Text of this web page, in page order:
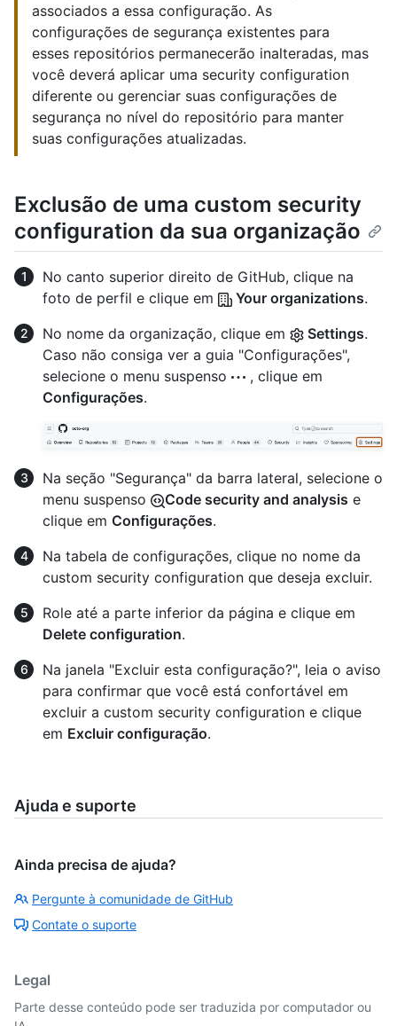
associados a essa configuração. As
configurações de segurança existentes para
esses repositórios permanecerão inalteradas, mas
você deverá aplicar uma security configuration
diferente ou gerenciar suas configurações de
segurança no nível do repositório para manter
suas configurações atualizadas.
Exclusão de uma custom security
configuration da sua organização
No canto superior direito de GitHub, clique na
foto de perfil e clique em
Your organizations.
No nome da organização, clique em
Settings.
Caso não consiga ver a guia "Configurações",
selecione o menu suspenso
, clique em
Configurações.
Na seção "Segurança" da barra lateral, selecione o
menu suspenso
Code security and analysis e
clique em Configurações.
Na tabela de configurações, clique no nome da
custom security configuration que deseja excluir.
Role até a parte inferior da página e clique em
Delete configuration.
Na janela "Excluir esta configuração?", leia o aviso
para confirmar que você está confortável em
excluir a custom security configuration e clique
em Excluir configuração.
Ajuda e suporte
Ainda precisa de ajuda?
Pergunte à comunidade de GitHub
Contate o suporte
Legal
Parte desse conteúdo pode ser traduzida por computador ou